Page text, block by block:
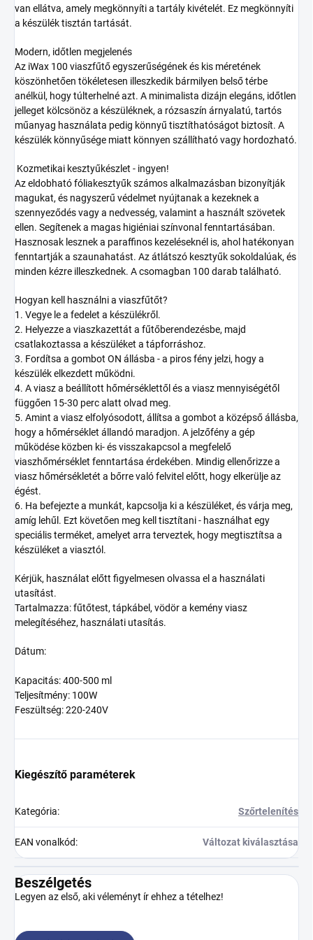
van ellátva, amely megkönnyíti a tartály kivételét. Ez megkönnyíti
a készülék tisztán tartását.
Modern, időtlen megjelenés
Az iWax 100 viaszfűtő egyszerűségének és kis méretének
köszönhetően tökéletesen illeszkedik bármilyen belső térbe
anélkül, hogy túlterhelné azt. A minimalista dizájn elegáns, időtlen
jelleget kölcsönöz a készüléknek, a rózsaszín árnyalatú, tartós
műanyag használata pedig könnyű tisztíthatóságot biztosít. A
készülék könnyűsége miatt könnyen szállítható vagy hordozható.
Kozmetikai kesztyűkészlet - ingyen!
Az eldobható fóliakesztyűk számos alkalmazásban bizonyítják
magukat, és nagyszerű védelmet nyújtanak a kezeknek a
szennyeződés vagy a nedvesség, valamint a használt szövetek
ellen. Segítenek a magas higiéniai színvonal fenntartásában.
Hasznosak lesznek a paraffinos kezeléseknél is, ahol hatékonyan
fenntartják a szaunahatást. Az átlátszó kesztyűk sokoldalúak, és
minden kézre illeszkednek. A csomagban 100 darab található.
Hogyan kell használni a viaszfűtőt?
1. Vegye le a fedelet a készülékről.
2. Helyezze a viaszkazettát a fűtőberendezésbe, majd
csatlakoztassa a készüléket a tápforráshoz.
3. Fordítsa a gombot ON állásba - a piros fény jelzi, hogy a
készülék elkezdett működni.
4. A viasz a beállított hőmérséklettől és a viasz mennyiségétől
függően 15-30 perc alatt olvad meg.
5. Amint a viasz elfolyósodott, állítsa a gombot a középső állásba,
hogy a hőmérséklet állandó maradjon. A jelzőfény a gép
működése közben ki- és visszakapcsol a megfelelő
viaszhőmérséklet fenntartása érdekében. Mindig ellenőrizze a
viasz hőmérsékletét a bőrre való felvitel előtt, hogy elkerülje az
égést.
6. Ha befejezte a munkát, kapcsolja ki a készüléket, és várja meg,
amíg lehűl. Ezt követően meg kell tisztítani - használhat egy
speciális terméket, amelyet arra terveztek, hogy megtisztítsa a
készüléket a viasztól.
Kérjük, használat előtt figyelmesen olvassa el a használati
utasítást.
Tartalmazza: fűtőtest, tápkábel, vödör a kemény viasz
melegítéséhez, használati utasítás.
Dátum:
Kapacitás: 400-500 ml
Teljesítmény: 100W
Feszültség: 220-240V
Kiegészítő paraméterek
Kategória: Szőrtelenítés
EAN vonalkód: Változat kiválasztása
Beszélgetés
Legyen az első, aki véleményt ír ehhez a tételhez!